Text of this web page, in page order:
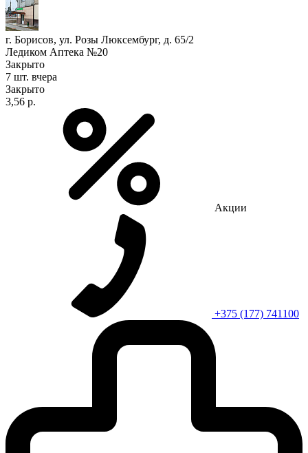
г. Борисов, ул. Розы Люксембург, д. 65/2
Ледиком Аптека №20
Закрыто
7 шт. вчера
Закрыто
3,56 р.
Акции
+375 (177) 741100